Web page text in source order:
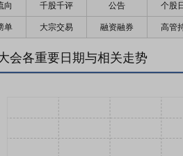
向 千股千评 公告 个股
单 大宗交易 融资融券 高管
会各重要日期与相关走势